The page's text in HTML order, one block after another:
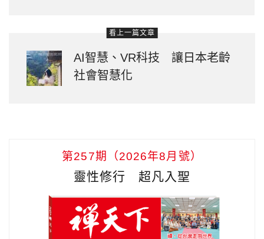
看上一篇文章
AI智慧、VR科技 讓日本老齡
社會智慧化
第257期（2026年8月號）
靈性修行 超凡入聖